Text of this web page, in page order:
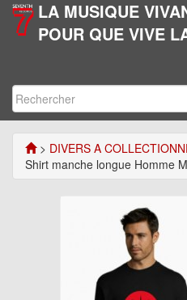
LA MUSIQUE
POUR QUE VIVE
> DIVERS A
Shirt manche longue Homme